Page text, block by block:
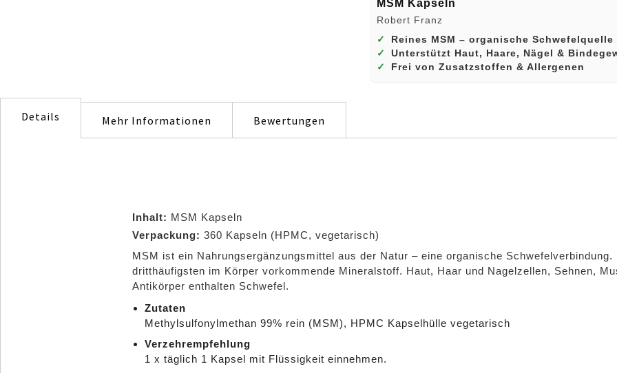
MSM Kapseln
Robert Franz
✓
Reines MSM – organische Schwefelquelle
✓
Unterstützt Haut, Haare, Nägel &
✓
Frei von Zusatzstoffen & Allergenen
Details
Inhalt: MSM Kapseln
Verpackung: 360 Kapseln (HPMC, vegetarisch)
MSM ist ein Nahrungsergänzungsmittel aus der Natur – eine organische
dritthäufigsten im Körper vorkommende Mineralstoff. Haut, Haar und Nagelzellen, Sehnen,
Antikörper enthalten Schwefel.
Zutaten
Methylsulfonylmethan 99% rein (MSM), HPMC Kapselhülle vegetarisch
Verzehrempfehlung
1 x täglich 1 Kapsel mit Flüssigkeit einnehmen.
Mehr Informationen Bewertungen